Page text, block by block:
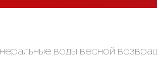
воды весной